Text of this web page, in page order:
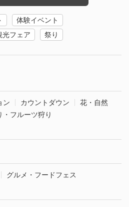
体験イベント
光フェア
祭り
ン カウントダウン
花・自然
・フルーツ狩り
グルメ・フードフェス